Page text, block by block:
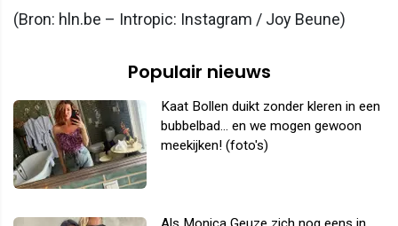
(Bron: hln.be – Intropic: Instagram / Joy Beune)
Populair nieuws
Kaat Bollen duikt zonder kleren in een
bubbelbad... en we mogen gewoon
meekijken! (foto's)